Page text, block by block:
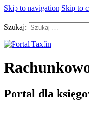
Skip to navigation Skip to
Szukaj:
Portal dla